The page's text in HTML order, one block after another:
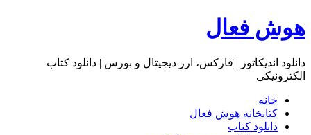
هوش فعال
دانلود اندیکاتور | فارکس، ارز دیجیتال و بورس | دانلود کتاب
الکترونیکی
خانه
کتابخانه هوش فعال
دانلود کتاب